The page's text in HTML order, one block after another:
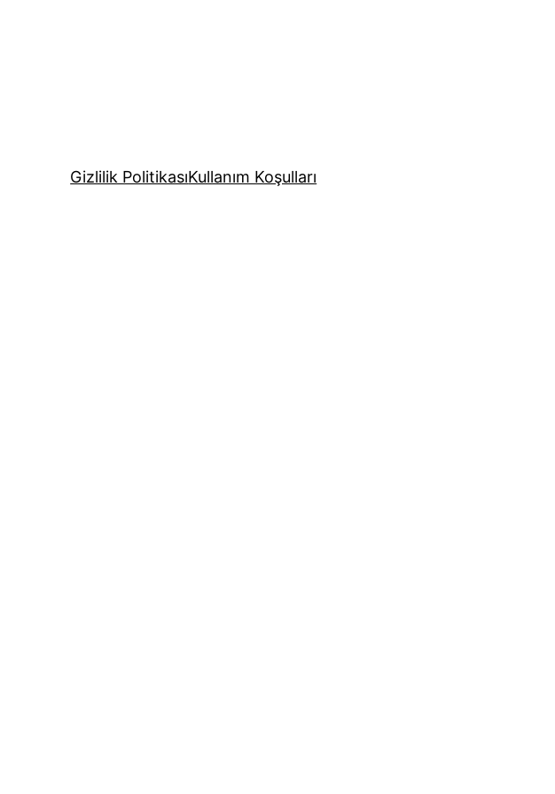
Gizlilik PolitikasıKullanım Koşulları